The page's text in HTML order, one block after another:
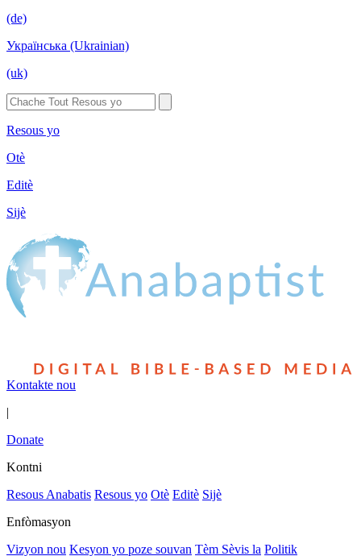
(de)
Українська (Ukrainian)
(uk)
Resous yo
Otè
Editè
Sijè
Kontakte nou
|
Donate
Kontni
Resous Anabatis Resous yo Otè Editè Sijè
Enfòmasyon
Vizyon nou Kesyon yo poze souvan Tèm Sèvis la Politik